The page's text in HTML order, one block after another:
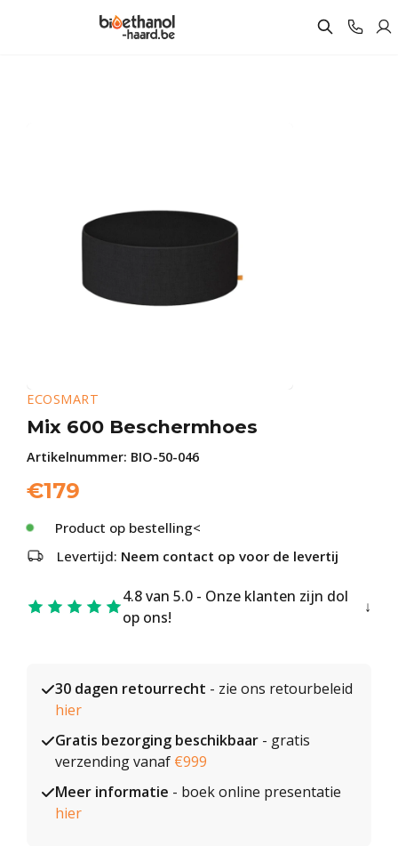
ECOSMART
Mix 600 Beschermhoes
Artikelnummer: BIO-50-046
€179
Product op bestelling<
Levertijd: Neem contact op voor de levertij
4.8 van 5.0 - Onze klanten zijn dol
op ons!
30 dagen retourrecht - zie ons retourbeleid
hier
Gratis bezorging beschikbaar - gratis
verzending vanaf €999
Meer informatie - boek online presentatie
hier